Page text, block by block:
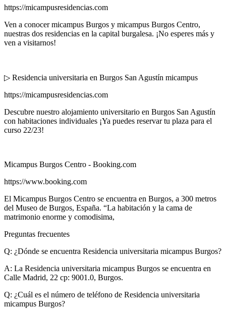
https://micampusresidencias.com
Ven a conocer micampus Burgos y micampus Burgos Centro,
nuestras dos residencias en la capital burgalesa. ¡No esperes más y
ven a visitarnos!
▷ Residencia universitaria en Burgos San Agustín micampus
https://micampusresidencias.com
Descubre nuestro alojamiento universitario en Burgos San Agustín
con habitaciones individuales ¡Ya puedes reservar tu plaza para el
curso 22/23!
Micampus Burgos Centro - Booking.com
https://www.booking.com
El Micampus Burgos Centro se encuentra en Burgos, a 300 metros
del Museo de Burgos, España. “La habitación y la cama de
matrimonio enorme y comodisima,
Preguntas frecuentes
Q: ¿Dónde se encuentra Residencia universitaria micampus Burgos?
A: La Residencia universitaria micampus Burgos se encuentra en
Calle Madrid, 22 cp: 9001.0, Burgos.
Q: ¿Cuál es el número de teléfono de Residencia universitaria
micampus Burgos?